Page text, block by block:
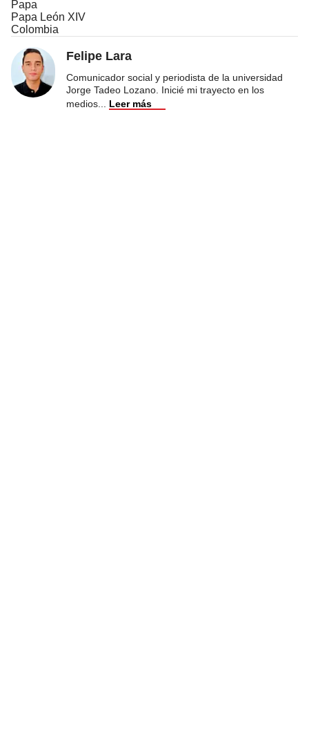
Papa
Papa León XIV
Colombia
Felipe Lara
Comunicador social y periodista de la universidad
Jorge Tadeo Lozano. Inicié mi trayecto en los
medios
Leer más